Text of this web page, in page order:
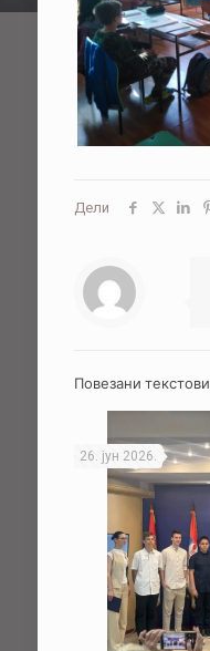
Дели
Повезани текстови
26. јун 2026.